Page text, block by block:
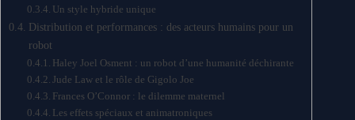
Un style hybride unique
Distribution et performances : des acteurs humains pour un
robot
Haley Joel Osment : un robot d’une humanité déchirante
Jude Law et le rôle de Gigolo Joe
Frances O’Connor : le dilemme maternel
Les effets spéciaux et animatroniques